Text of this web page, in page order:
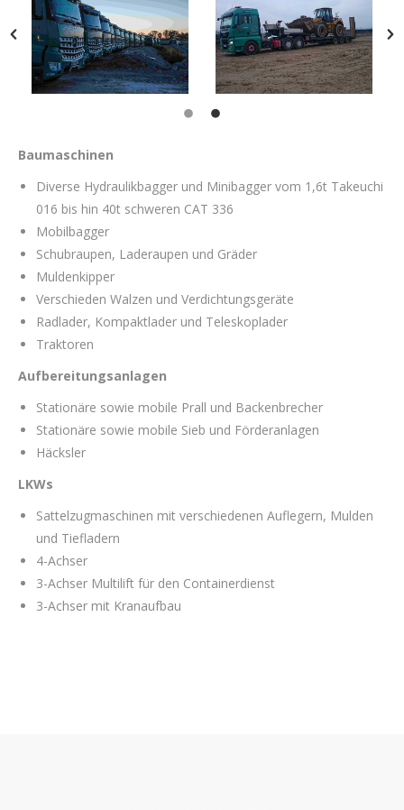
Baumaschinen
Diverse Hydraulikbagger und Minibagger vom 1,6t Takeuchi
016 bis hin 40t schweren CAT 336
Mobilbagger
Schubraupen, Laderaupen und Gräder
Muldenkipper
Verschieden Walzen und Verdichtungsgeräte
Radlader, Kompaktlader und Teleskoplader
Traktoren
Aufbereitungsanlagen
Stationäre sowie mobile Prall und Backenbrecher
Stationäre sowie mobile Sieb und Förderanlagen
Häcksler
LKWs
Sattelzugmaschinen mit verschiedenen Auflegern, Mulden
und Tiefladern
4-Achser
3-Achser Multilift für den Containerdienst
3-Achser mit Kranaufbau